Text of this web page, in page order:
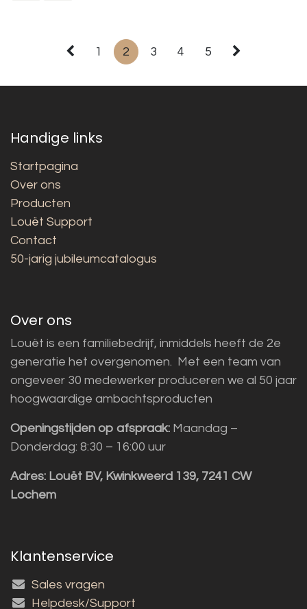
1 2 3 4 5
Handige links
Startpagina
Over ons
Producten
Louët Support
Contact
50-jarig jubileumcatalogus
Over ons
Louët is een familiebedrijf, inmiddels heeft de 2e
generatie het overgenomen. Met een team van
ongeveer 30 medewerker produceren we al 50 jaar
hoogwaardige ambachtsproducten
Openingstijden op afspraak: Maandag –
Donderdag: 8:30 – 16:00 uur
Adres: Louët BV, Kwinkweerd 139, 7241 CW
Lochem
Klantenservice
Sales vragen
Helpdesk/Support